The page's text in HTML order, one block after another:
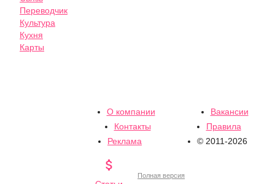
Переводчик
Культура
Кухня
Карты
О компании
Вакансии
Контакты
Правила
Реклама
© 2011-2026

Полная версия